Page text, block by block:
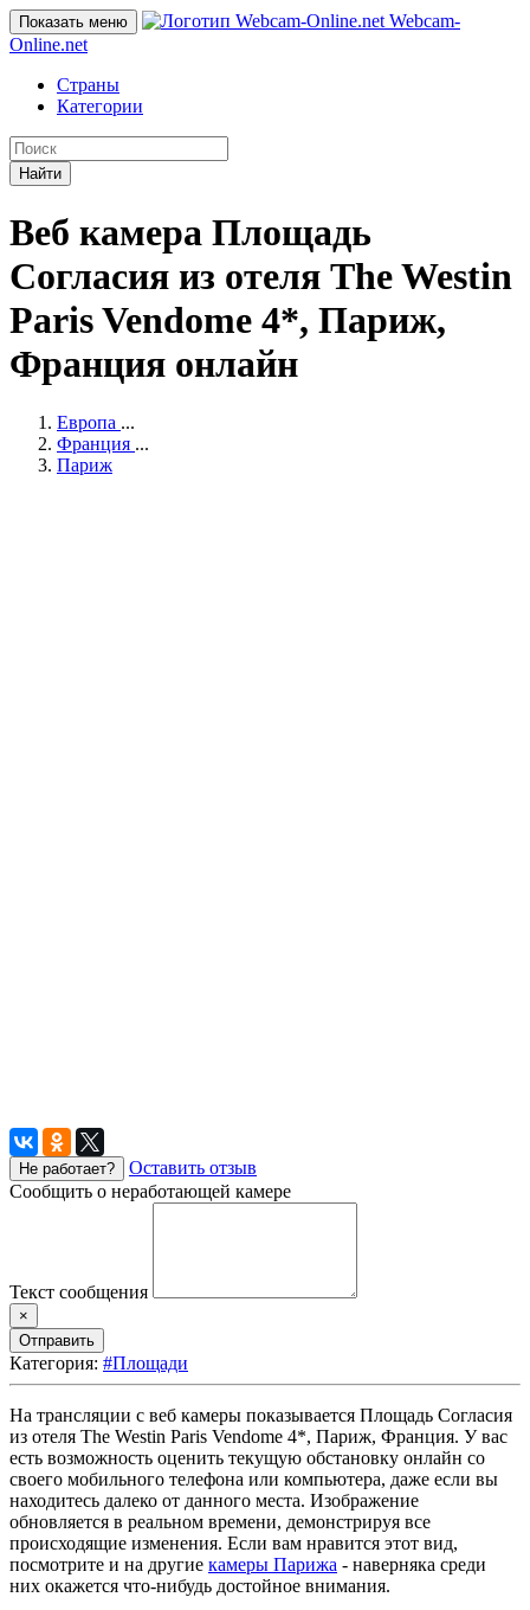
Показать меню
Webcam-
Online.net
Страны
Категории
Найти
Веб камера Площадь
Согласия из отеля The Westin
Paris Vendome 4*, Париж,
Франция онлайн
Европа ...
Франция ...
Париж
Не работает?
Оставить отзыв
Сообщить о неработающей камере
Текст сообщения
×
Отправить
Категория: #Площади
На трансляции с веб камеры показывается Площадь Согласия
из отеля The Westin Paris Vendome 4*, Париж, Франция. У вас
есть возможность оценить текущую обстановку онлайн со
своего мобильного телефона или компьютера, даже если вы
находитесь далеко от данного места. Изображение
обновляется в реальном времени, демонстрируя все
происходящие изменения. Если вам нравится этот вид,
посмотрите и на другие камеры Парижа - наверняка среди
них окажется что-нибудь достойное внимания.